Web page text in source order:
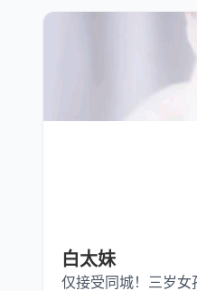
白太妹
仅接受同城！三岁女